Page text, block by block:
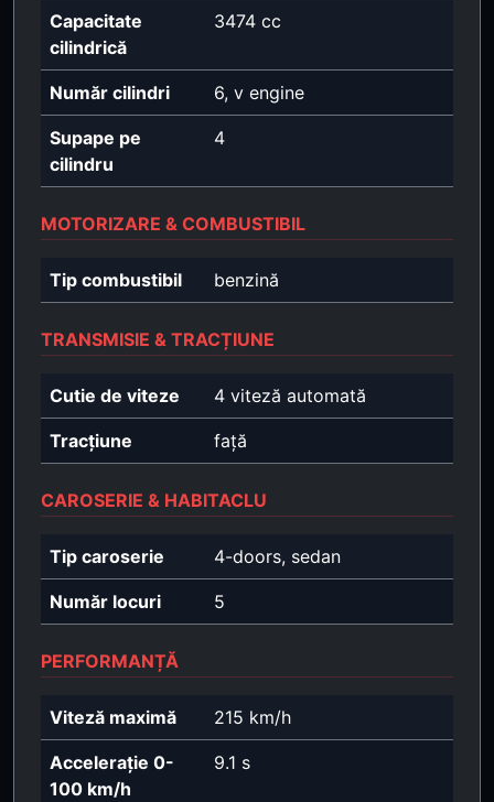
Capacitate
cilindrică
3474 cc
Număr cilindri 6, v engine
Supape pe
cilindru
4
MOTORIZARE & COMBUSTIBIL
Tip combustibil benzină
TRANSMISIE & TRACȚIUNE
Cutie de viteze 4 viteză automată
Tracțiune față
CAROSERIE & HABITACLU
Tip caroserie 4-doors, sedan
Număr locuri 5
PERFORMANȚĂ
Viteză maximă 215 km/h
Accelerație 0-
100 km/h
9.1 s